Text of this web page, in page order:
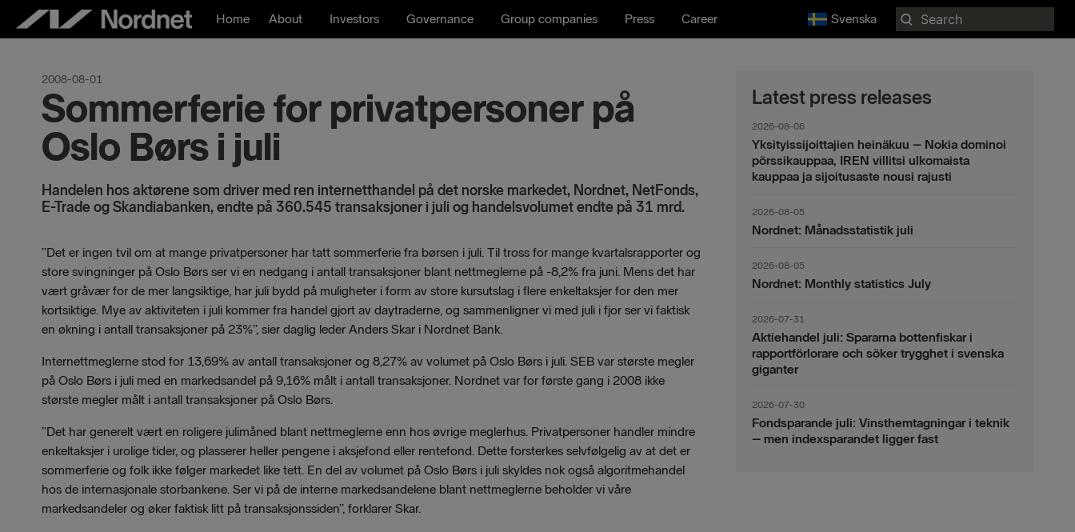
Home About Investors Governance Group companies Press Career Svenska
Search
for:
2008-08-01
Sommerferie for privatpersoner på
Oslo Børs i juli
Handelen hos aktørene som driver med ren internetthandel på det norske markedet, Nordnet, NetFonds,
E-Trade og Skandiabanken, endte på 360.545 transaksjoner i juli og handelsvolumet endte på 31 mrd.
”Det er ingen tvil om at mange privatpersoner har tatt sommerferie fra børsen i juli. Til tross for mange kvartalsrapporter og
store svingninger på Oslo Børs ser vi en nedgang i antall transaksjoner blant nettmeglerne på -8,2% fra juni. Mens det har
vært gråvær for de mer langsiktige, har juli bydd på muligheter i form av store kursutslag i flere enkeltaksjer for den mer
kortsiktige. Mye av aktiviteten i juli kommer fra handel gjort av daytraderne, og sammenligner vi med juli i fjor ser vi faktisk
en økning i antall transaksjoner på 23%”, sier daglig leder Anders Skar i Nordnet Bank.
Internettmeglerne stod for 13,69% av antall transaksjoner og 8,27% av volumet på Oslo Børs i juli. SEB var største megler
på Oslo Børs i juli med en markedsandel på 9,16% målt i antall transaksjoner. Nordnet var for første gang i 2008 ikke
største megler målt i antall transaksjoner på Oslo Børs.
”Det har generelt vært en roligere julimåned blant nettmeglerne enn hos øvrige meglerhus. Privatpersoner handler mindre
enkeltaksjer i urolige tider, og plasserer heller pengene i aksjefond eller rentefond. Dette forsterkes selvfølgelig av at det er
sommerferie og folk ikke følger markedet like tett. En del av volumet på Oslo Børs i juli skyldes nok også algoritmehandel
hos de internasjonale storbankene. Ser vi på de interne markedsandelene blant nettmeglerne beholder vi våre
markedsandeler og øker faktisk litt på transaksjonssiden”, forklarer Skar.
Latest press releases
2026-08-06
Yksityissijoittajien heinäkuu – Nokia dominoi
pörssikauppaa, IREN villitsi ulkomaista
kauppaa ja sijoitusaste nousi rajusti
2026-08-05
Nordnet: Månadsstatistik juli
2026-08-05
Nordnet: Monthly statistics July
2026-07-31
Aktiehandel juli: Spararna bottenfiskar i
rapportförlorare och söker trygghet i svenska
giganter
2026-07-30
Fondsparande juli: Vinsthemtagningar i teknik
– men indexsparandet ligger fast